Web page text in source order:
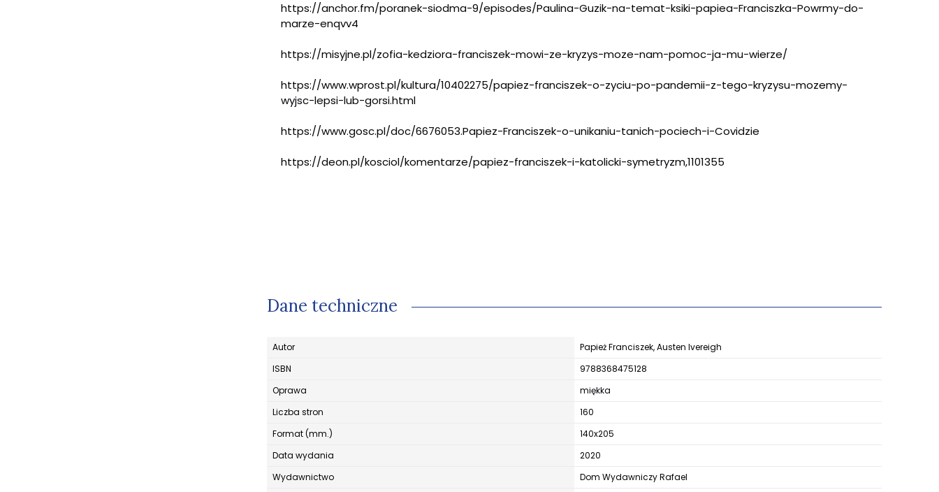
https://anchor.fm/poranek-siodma-9/episodes/Paulina-Guzik-na-temat-ksiki-papiea-Franciszka-Powrmy-do-
marze-enqvv4
https://misyjne.pl/zofia-kedziora-franciszek-mowi-ze-kryzys-moze-nam-pomoc-ja-mu-wierze/
https://www.wprost.pl/kultura/10402275/papiez-franciszek-o-zyciu-po-pandemii-z-tego-kryzysu-mozemy-
wyjsc-lepsi-lub-gorsi.html
https://www.gosc.pl/doc/6676053.Papiez-Franciszek-o-unikaniu-tanich-pociech-i-Covidzie
https://deon.pl/kosciol/komentarze/papiez-franciszek-i-katolicki-symetryzm,1101355
Dane techniczne
Autor
Papież Franciszek, Austen Ivereigh
ISBN
9788368475128
Oprawa
miękka
Liczba stron
160
Format (mm.)
140x205
Data wydania
2020
Wydawnictwo
Dom Wydawniczy Rafael